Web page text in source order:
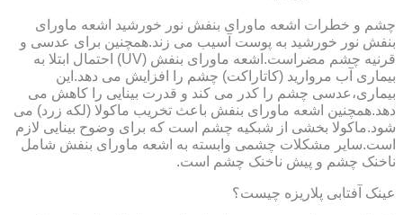
چشم و خطرات اشعه ماورای بنفش نور خورشید اشعه ماورای
بنفش نور خورشید به پوست آسیب می زند.همچنین برای عدسی و
قرنیه چشم مضراست.اشعه ماورای بنفش (UV) احتمال ابتلا به
بیماری آب مروارید (کاتاراکت) چشم را افزایش می دهد.این
بیماری،عدسی چشم را کدر می کند و قدرت بینایی را کاهش می
دهد.همچنین اشعه ماورای بنفش باعث تخریب ماکولا (لکه زرد) می
شود.ماکولا بخشی از شبکیه چشم است که برای وضوح بینایی لازم
است.سایر مشکلات چشمی وابسته به اشعه ماورای بنفش شامل
ناخنک چشم و پیش ناخنک چشم است.
عینک آفتابی پلاریزه چیست؟